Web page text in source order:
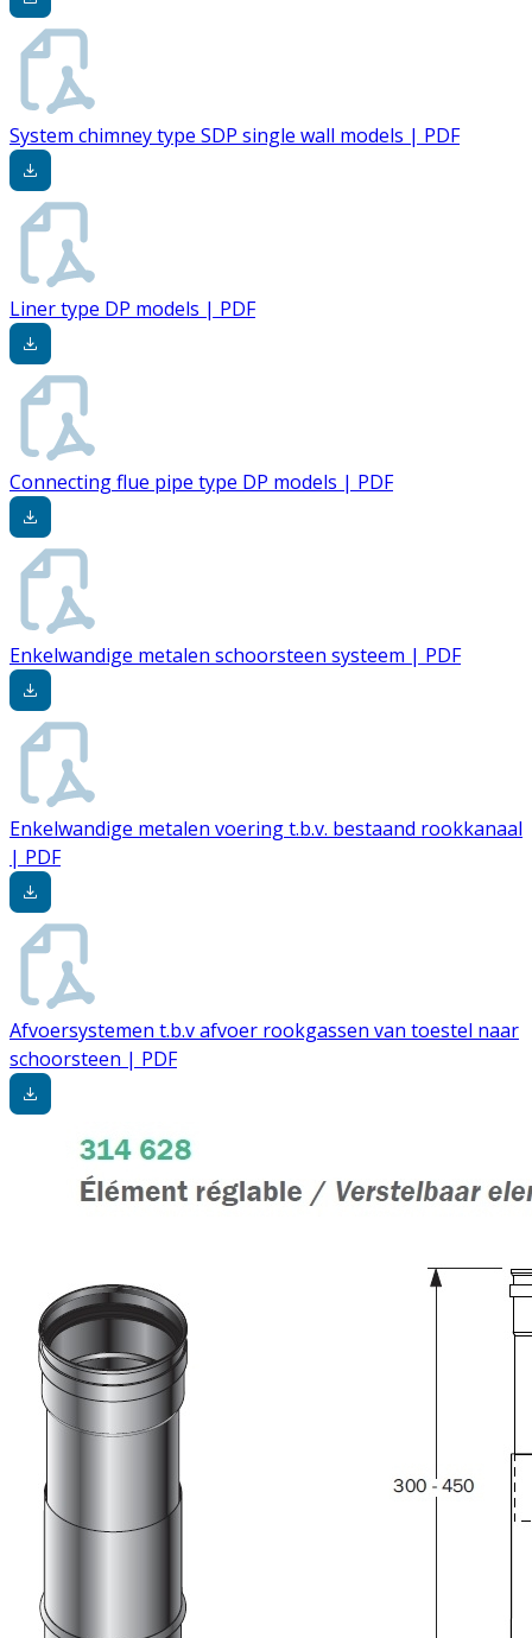
System chimney type SDP single wall models | PDF
Liner type DP models | PDF
Connecting flue pipe type DP models | PDF
Enkelwandige metalen schoorsteen systeem | PDF
Enkelwandige metalen voering t.b.v. bestaand rookkanaal
| PDF
Afvoersystemen t.b.v afvoer rookgassen van toestel naar
schoorsteen | PDF